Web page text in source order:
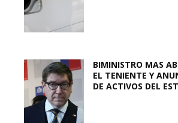
BIMINISTRO MAS
EL TENIENTE Y
DE ACTIVOS DEL